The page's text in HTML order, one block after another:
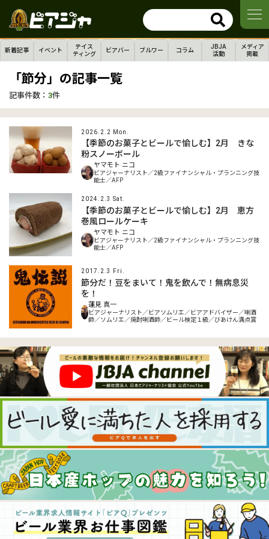
新着記事 イベント
テイス
ティング
ビアバー ブルワー コラム
JBJA
活動
メディア
掲載
「節分」の記事一覧
記事件数： 3件
2026.2.2 Mon.
【季節のお菓子とビールで愉しむ】2月 きな
粉スノーボール
ヤマモト ニコ
ビアジャーナリスト／2級ファイナンシャル・プランニング技
能士／AFP
2024.2.3 Sat.
【季節のお菓子とビールで愉しむ】2月 恵方
巻風ロールケーキ
ヤマモト ニコ
ビアジャーナリスト／2級ファイナンシャル・プランニング技
能士／AFP
2017.2.3 Fri.
節分だ！豆をまいて！鬼を飲んで！無病息災
を！
蓮見 真一
ビアジャーナリスト／ビアソムリエ／ビアアドバイザー／唎酒
師／ソムリエ／焼酎唎酒師／ビール検定１級／びあけん満点賞